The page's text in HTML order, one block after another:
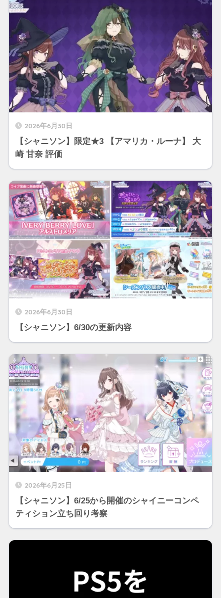
2026年6月30日
【シャニソン】限定★3 【アマリカ・ルーナ】 大
崎 甘奈 評価
2026年6月30日
【シャニソン】6/30の更新内容
2026年6月25日
【シャニソン】6/25から開催のシャイニーコンペ
ティション立ち回り考察